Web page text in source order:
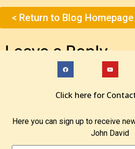
< Return to Blog Homepage
Leave a Reply
logged in to post a
Click here for
Here you can sign up to receive
John David